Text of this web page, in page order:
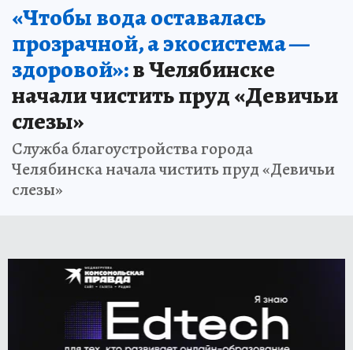
«Чтобы вода оставалась
прозрачной, а экосистема —
здоровой»:в Челябинске
начали чистить пруд «Девичьи
слезы»
Служба благоустройства города
Челябинска начала чистить пруд «Девичьи
слезы»